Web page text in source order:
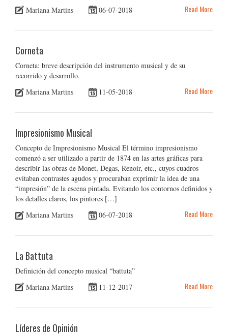
Mariana Martins
06-07-2018 Read More
Corneta
Corneta: breve descripción del instrumento musical y de su
recorrido y desarrollo.
Mariana Martins
11-05-2018 Read More
Impresionismo Musical
Concepto de Impresionismo Musical El término impresionismo
comenzó a ser utilizado a partir de 1874 en las artes gráficas para
describir las obras de Monet, Degas, Renoir, etc., cuyos cuadros
evitaban contrastes agudos y procuraban exprimir la idea de una
“impresión” de la escena pintada. Evitando los contornos definidos y
los detalles claros, los pintores […]
Mariana Martins
06-07-2018 Read More
La Battuta
Definición del concepto musical “battuta”
Mariana Martins
11-12-2017 Read More
Líderes de Opinión